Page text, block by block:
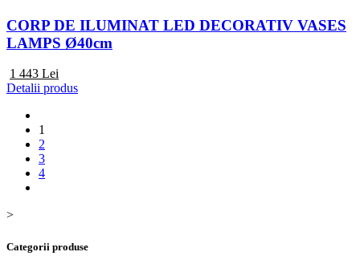
CORP DE ILUMINAT LED DECORATIV VASES
LAMPS Ø40cm
1 443 Lei
Detalii produs
1
2
3
4
>
Categorii produse